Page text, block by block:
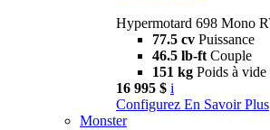
Hypermotard 698 Mono
77.5 cv Puissance
46.5 lb-ft Couple
151 kg Poids à vide
16 995 $ i
Configurez En Savoir Plus
Monster